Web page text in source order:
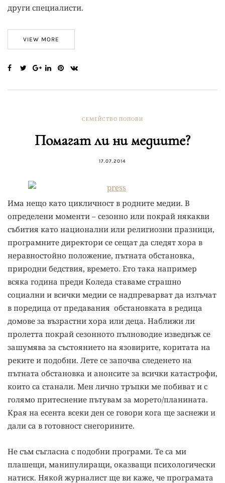
други специалисти.
VIEW MORE
СЕМЕЙСТВО ПОПОВИ
Помагат ли ни медиите?
17.07.2014
Има нещо като цикличност в родните медии. В
определени моменти – сезонно или покрай някакви
събития като национални или религиозни празници,
програмните директори се сещат да следят хора в
неравностойно положение, пътната обстановка,
природни бедствия, времето. Ето така например
всяка година преди Коледа ставаме страшно
социални и всички медии се надпреварват да излъчат
в поредица от предавания обстановката в редица
домове за възрастни хора или деца. Наближи ли
пролетта покрай сезонното пълноводие изведнъж се
зашумява за състоянието на язовирите, коритата на
реките и подобни. Лете се започва следенето на
пътната обстановка и анонсите за всички катастрофи,
които са станали. Мен лично тръпки ме побиват и с
голямо притеснение пътувам за морето/планината.
Края на есента всеки ден се говори кога ще заснежи и
дали са в готовност снегорините.
Не съм съгласна с подобни програми. Те са ми
плашещи, манипулиращи, оказващи психологически
натиск. Някой журналист ще ви каже, че програмата